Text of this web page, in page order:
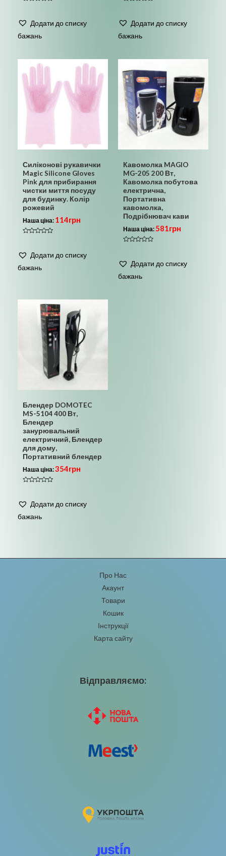
з
Додати до списку
бажань
з
Додати до списку
бажань
Силіконові рукавички
Magic Silicone Gloves
Pink для прибирання
чистки миття посуду
для будинку. Колір
рожевий
Наша ціна: 114грн
з
Додати до списку
бажань
Кавомолка MAGIO
MG-205 200 Вт,
Кавомолка побутова
електрична,
Портативна
кавомолка,
Подрібнювач кави
Наша ціна: 581грн
з
Додати до списку
бажань
Блендер DOMOTEC
MS-5104 400 Вт,
Блендер
занурювальний
електричний, Блендер
для дому,
Портативний блендер
Наша ціна:354грн
з
Додати до списку
бажань
Про Нас
Акаунт
Товари
Кошик
Інструкції
Карта сайту
Відправляємо: